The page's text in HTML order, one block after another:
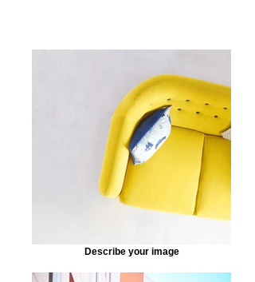
Describe your image